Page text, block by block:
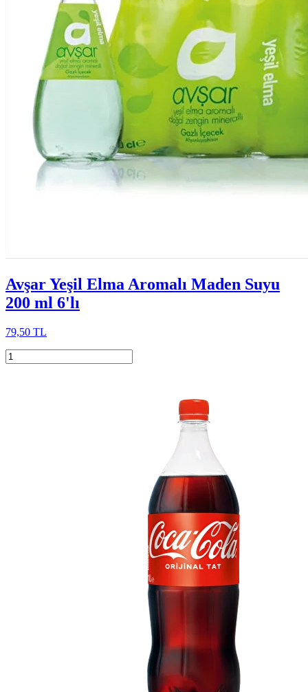
Avşar Yeşil Elma Aromalı Maden Suyu
200 ml 6'lı
79,50 TL